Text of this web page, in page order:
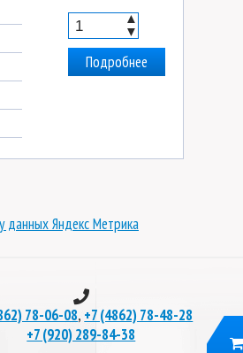
▲
▼
Подробнее
данных Яндекс Метрика
78-06-08, +7 (4862) 78-48-28
+7 (920) 289-84-38